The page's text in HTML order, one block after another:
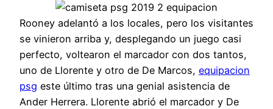
Rooney adelantó a los locales, pero los visitantes
se vinieron arriba y, desplegando un juego casi
perfecto, voltearon el marcador con dos tantos,
uno de Llorente y otro de De Marcos, equipacion
psg este último tras una genial asistencia de
Ander Herrera. Llorente abrió el marcador y De